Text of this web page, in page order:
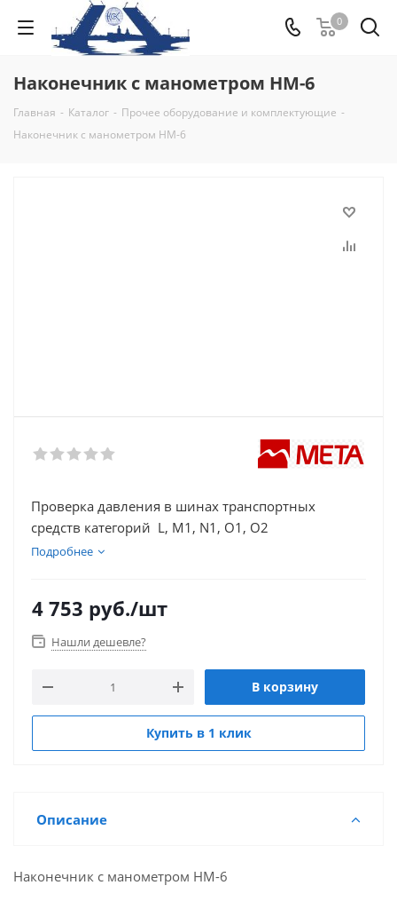
0
Наконечник с манометром НМ-6
Главная - Каталог - Прочее оборудование и комплектующие -
Наконечник с манометром НМ-6
Проверка давления в шинах транспортных
средств категорий L, M1, N1, O1, O2
Подробнее
4 753 руб./шт
Нашли дешевле?
В корзину
Купить в 1 клик
Описание
Наконечник с манометром НМ-6